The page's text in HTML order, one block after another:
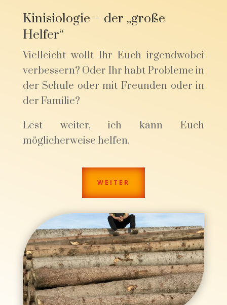
Kinisiologie – der „große
Helfer“
Vielleicht wollt Ihr Euch irgendwobei
verbessern? Oder Ihr habt Probleme in
der Schule oder mit Freunden oder in
der Familie?
Lest weiter, ich kann Euch
möglicherweise helfen.
WEITER